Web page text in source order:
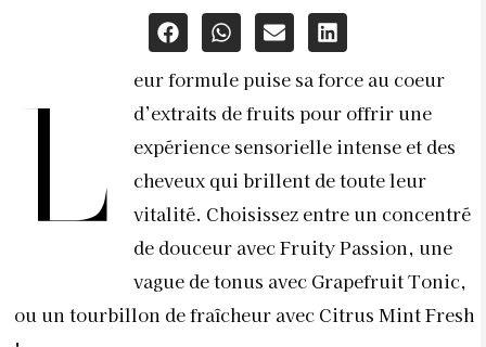
l
eur formule puise sa force au coeur
d’extraits de fruits pour offrir une
expérience sensorielle intense et des
cheveux qui brillent de toute leur
vitalité. Choisissez entre un concentré
de douceur avec Fruity Passion, une
vague de tonus avec Grapefruit Tonic,
ou un tourbillon de fraîcheur avec Citrus Mint Fresh